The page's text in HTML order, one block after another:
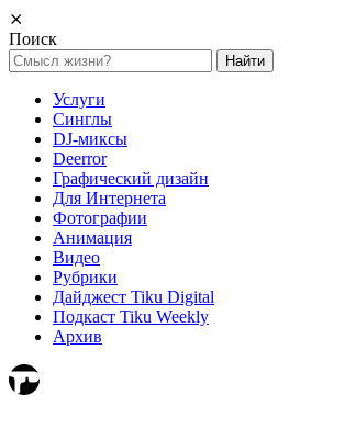
⨯
Поиск
Найти:
Услуги
Синглы
DJ-миксы
Deerror
Графический дизайн
Для Интернета
Фотографии
Анимация
Видео
Рубрики
Дайджест Tiku Digital
Подкаст Tiku Weekly
Архив